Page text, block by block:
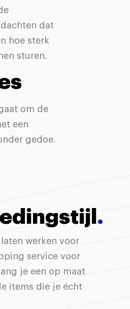
dat
hoe sterk
sturen.
om de
een
gedoe.
.
werken voor
service voor
je een op maat
items die je écht